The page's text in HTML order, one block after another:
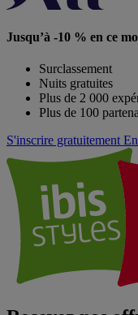
Jusqu’à -10 % en ce
Surclassement
Nuits gratuites
Plus de 2 000
Plus de 100
S'inscrire gratuitement